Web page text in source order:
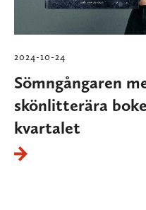
2024-10-24
Sömngångaren
skönlitterära
kvartalet